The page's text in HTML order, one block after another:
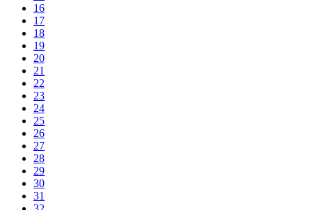
16
17
18
19
20
21
22
23
24
25
26
27
28
29
30
31